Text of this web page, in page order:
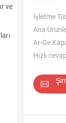
İşletme
Ana
Ar-Ge
Hızlı
ve